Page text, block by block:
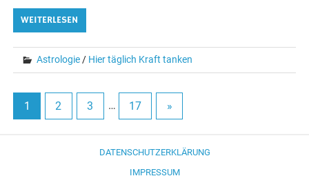
WEITERLESEN
Astrologie / Hier täglich Kraft tanken
1 2 3 … 17 »
DATENSCHUTZERKLÄRUNG
IMPRESSUM